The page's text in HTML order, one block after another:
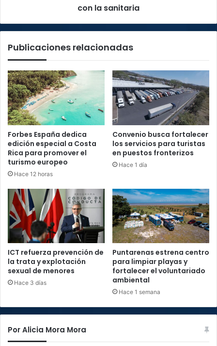
con la sanitaria
Publicaciones relacionadas
Forbes España dedica
edición especial a Costa
Rica para promover el
turismo europeo
Hace 12 horas
Convenio busca fortalecer
los servicios para turistas
en puestos fronterizos
Hace 1 día
ICT refuerza prevención de
la trata y explotación
sexual de menores
Hace 3 días
Puntarenas estrena centro
para limpiar playas y
fortalecer el voluntariado
ambiental
Hace 1 semana
Por Alicia Mora Mora